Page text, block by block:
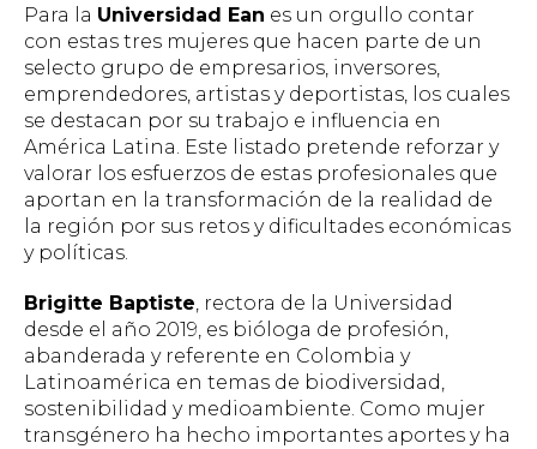
Para la Universidad Ean es un orgullo contar
con estas tres mujeres que hacen parte de un
selecto grupo de empresarios, inversores,
emprendedores, artistas y deportistas, los cuales
se destacan por su trabajo e influencia en
América Latina. Este listado pretende reforzar y
valorar los esfuerzos de estas profesionales que
aportan en la transformación de la realidad de
la región por sus retos y dificultades económicas
y políticas.
Brigitte Baptiste, rectora de la Universidad
desde el año 2019, es bióloga de profesión,
abanderada y referente en Colombia y
Latinoamérica en temas de biodiversidad,
sostenibilidad y medioambiente. Como mujer
transgénero ha hecho importantes aportes y ha